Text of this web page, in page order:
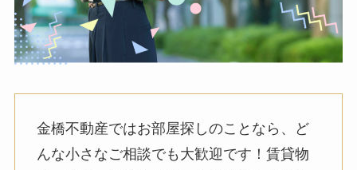
金橋不動産ではお部屋探しのことなら、ど
んな小さなご相談でも大歓迎です！賃貸物